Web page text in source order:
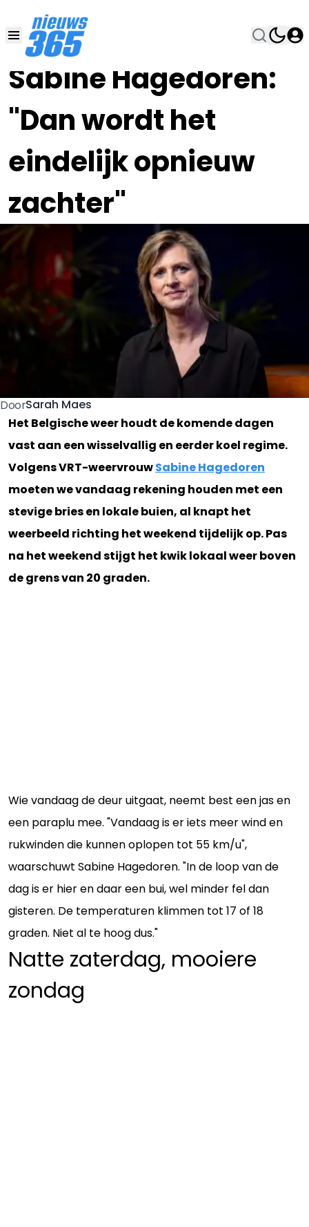
Sabine Hagedoren:
"Dan wordt het
eindelijk opnieuw
zachter"
05 JUN , 9:00•
DoorSarah Maes
Het Belgische weer houdt de komende dagen
vast aan een wisselvallig en eerder koel regime.
Volgens VRT-weervrouwSabine Hagedoren
moeten we vandaag rekening houden met een
stevige bries en lokale buien, al knapt het
weerbeeld richting het weekend tijdelijk op. Pas
na het weekend stijgt het kwik lokaal weer boven
de grens van 20 graden.
Wie vandaag de deur uitgaat, neemt best een jas en
een paraplu mee. "Vandaag is er iets meer wind en
rukwinden die kunnen oplopen tot 55 km/u",
waarschuwt Sabine Hagedoren. "In de loop van de
dag is er hier en daar een bui, wel minder fel dan
gisteren. De temperaturen klimmen tot 17 of 18
graden. Niet al te hoog dus."
Natte zaterdag, mooiere
zondag